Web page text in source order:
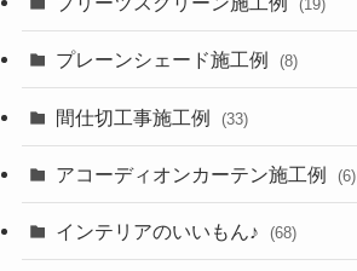
(19)
プレーンシェード施工例 (8)
間仕切工事施工例 (33)
アコーディオンカーテン施工例 (6)
インテリアのいいもん♪ (68)